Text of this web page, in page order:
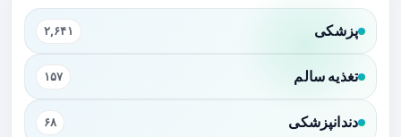
پزشکی ۲,۶۴۱
تغذیه سالم ۱۵۷
دندانپزشکی ۶۸